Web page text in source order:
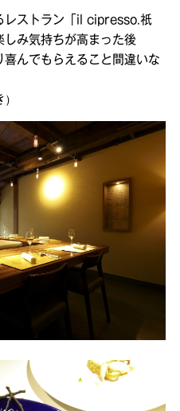
レストラン「il cipresso.祇
しみ気持ちが高まった後
んでもらえること間違いな